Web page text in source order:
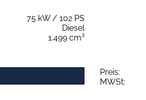
75 kW / 102 PS
Diesel
1.499 cm³
Preis:
MWSt: